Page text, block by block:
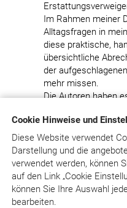
Cookie Hinweise und
Diese Website verwendet
Darstellung und die
verwendet werden, können
aufden Link „Cookie
können Sie Ihre Auswahl
bearbeiten.
Im Rahmen meiner
Alltagsfragen in
diese praktische,
übersichtliche
der
mehr missen.
Die Autoren haben
Leistungen kompakt
Werk klar zu
Nachschlagewerk,
sollte in keiner
weiche ich auf den